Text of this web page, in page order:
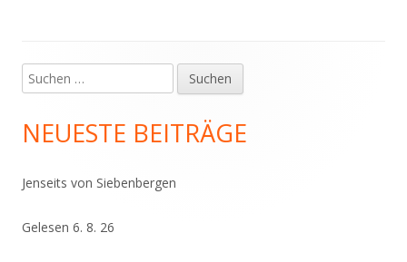
Haupt-
Seitenleiste
Suchen
nach:
NEUESTE BEITRÄGE
Jenseits von Siebenbergen
Gelesen 6. 8. 26